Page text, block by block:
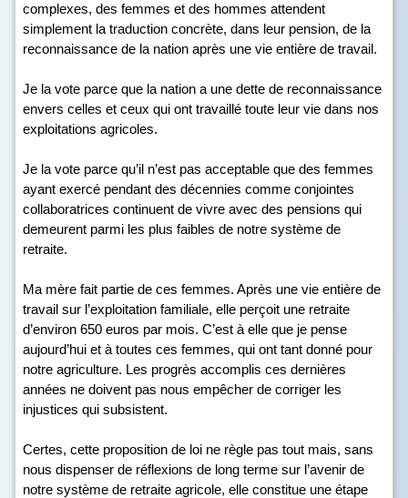
complexes, des femmes et des hommes attendent
simplement la traduction concrète, dans leur pension, de la
reconnaissance de la nation après une vie entière de travail.
Je la vote parce que la nation a une dette de reconnaissance
envers celles et ceux qui ont travaillé toute leur vie dans nos
exploitations agricoles.
Je la vote parce qu’il n’est pas acceptable que des femmes
ayant exercé pendant des décennies comme conjointes
collaboratrices continuent de vivre avec des pensions qui
demeurent parmi les plus faibles de notre système de
retraite.
Ma mère fait partie de ces femmes. Après une vie entière de
travail sur l’exploitation familiale, elle perçoit une retraite
d’environ 650 euros par mois. C’est à elle que je pense
aujourd’hui et à toutes ces femmes, qui ont tant donné pour
notre agriculture. Les progrès accomplis ces dernières
années ne doivent pas nous empêcher de corriger les
injustices qui subsistent.
Certes, cette proposition de loi ne règle pas tout mais, sans
nous dispenser de réflexions de long terme sur l’avenir de
notre système de retraite agricole, elle constitue une étape